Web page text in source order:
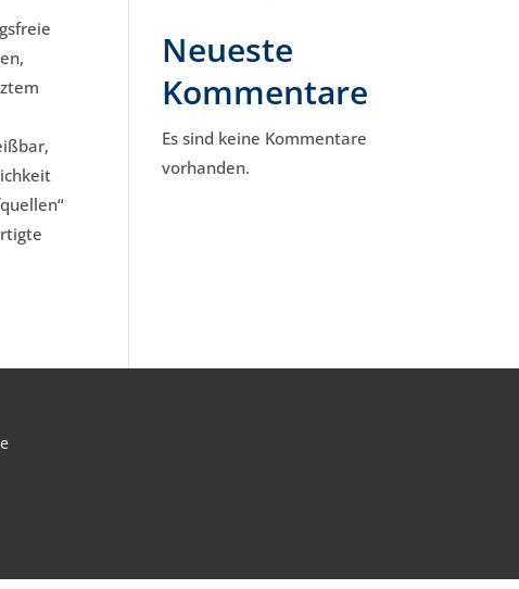
Neueste
Kommentare
Es sind keine Kommentare
vorhanden.